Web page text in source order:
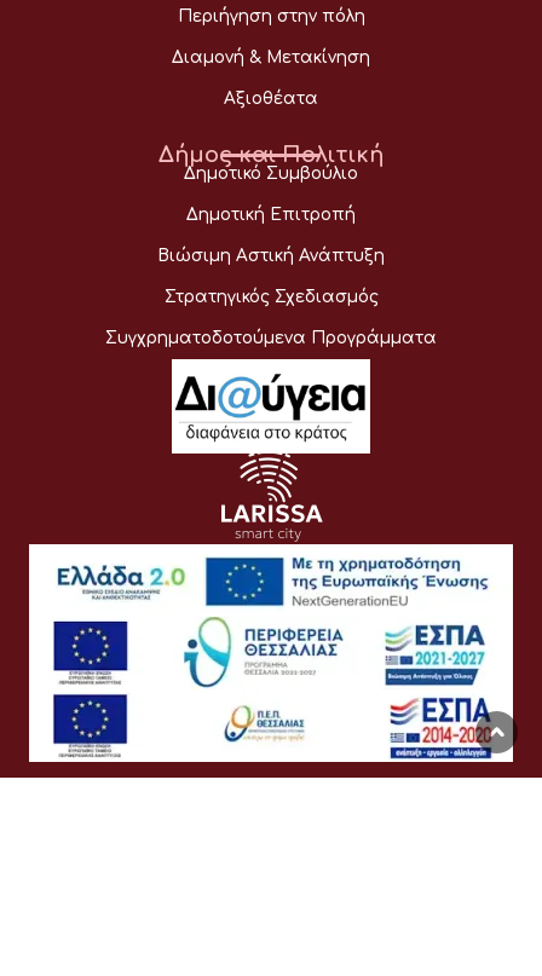
Περιήγηση στην πόλη
Διαμονή & Μετακίνηση
Αξιοθέατα
Δήμος και Πολιτική
Δημοτικό Συμβούλιο
Δημοτική Επιτροπή
Βιώσιμη Αστική Ανάπτυξη
Στρατηγικός Σχεδιασμός
Συγχρηματοδοτούμενα Προγράμματα